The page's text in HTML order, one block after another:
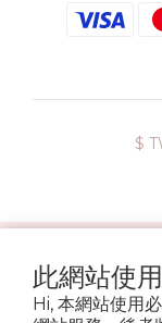
此網站使
Hi, 本網站使用
$
運送方式